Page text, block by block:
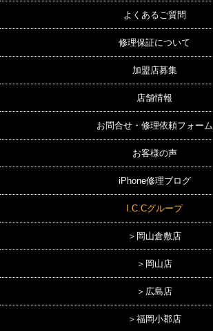
よくあるご質問
修理保証について
加盟店募集
店舗情報
お問合せ・修理依頼フォーム
お客様の声
iPhone修理ブログ
I.C.Cグループ
＞岡山倉敷店
＞岡山店
＞広島店
＞福岡小郡店